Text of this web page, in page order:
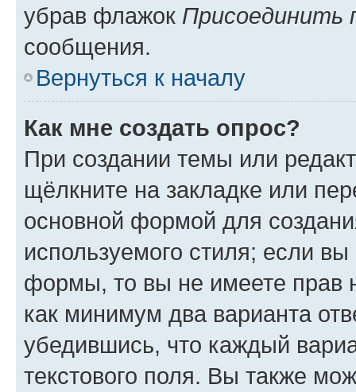
убрав флажок Присоединить
сообщения.
Вернуться к началу
Как мне создать опрос?
При создании темы или
щёлкните на закладке или
основной формой для
используемого стиля; если
формы, то вы не имеете прав
как минимум два варианта
убедившись, что каждый
текстового поля. Вы также